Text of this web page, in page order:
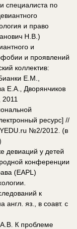
специалиста по
и право
Н.В.)
и
и проявлений
коллектив:
Е.М.,
Е.А., Дворянчиков
ресурс] //
№2/2012. (в
девиаций у детей
конференции
(EAPL)
к
англ. яз., в соавт. с
К проблеме